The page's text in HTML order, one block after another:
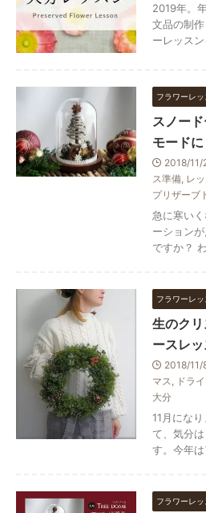
2019年。
文品の制
ーレッス
フラワーレッ
スノー
モードに
2018/11/
ス準備 レ
プリザーブ
急に寒い
ーション
ですか？
フラワーレッ
生のク
ースレ
2018/11/
マス
ドラ
大分
11月にな
て、気分
す。今年
フラワーレッ